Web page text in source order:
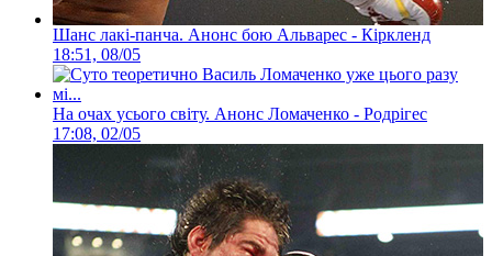
Шанс лакі-панча. Анонс бою Альварес - Кіркленд
18:51, 08/05
На очах усього світу. Анонс Ломаченко - Родрігес
17:08, 02/05